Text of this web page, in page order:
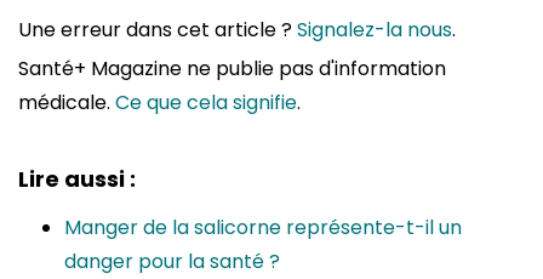
Une erreur dans cet article ?Signalez-la nous.
Santé+ Magazine ne publie pas d'information
médicale. Ce que cela signifie.
Lire aussi :
Manger de la salicorne représente-t-il un
danger pour la santé ?